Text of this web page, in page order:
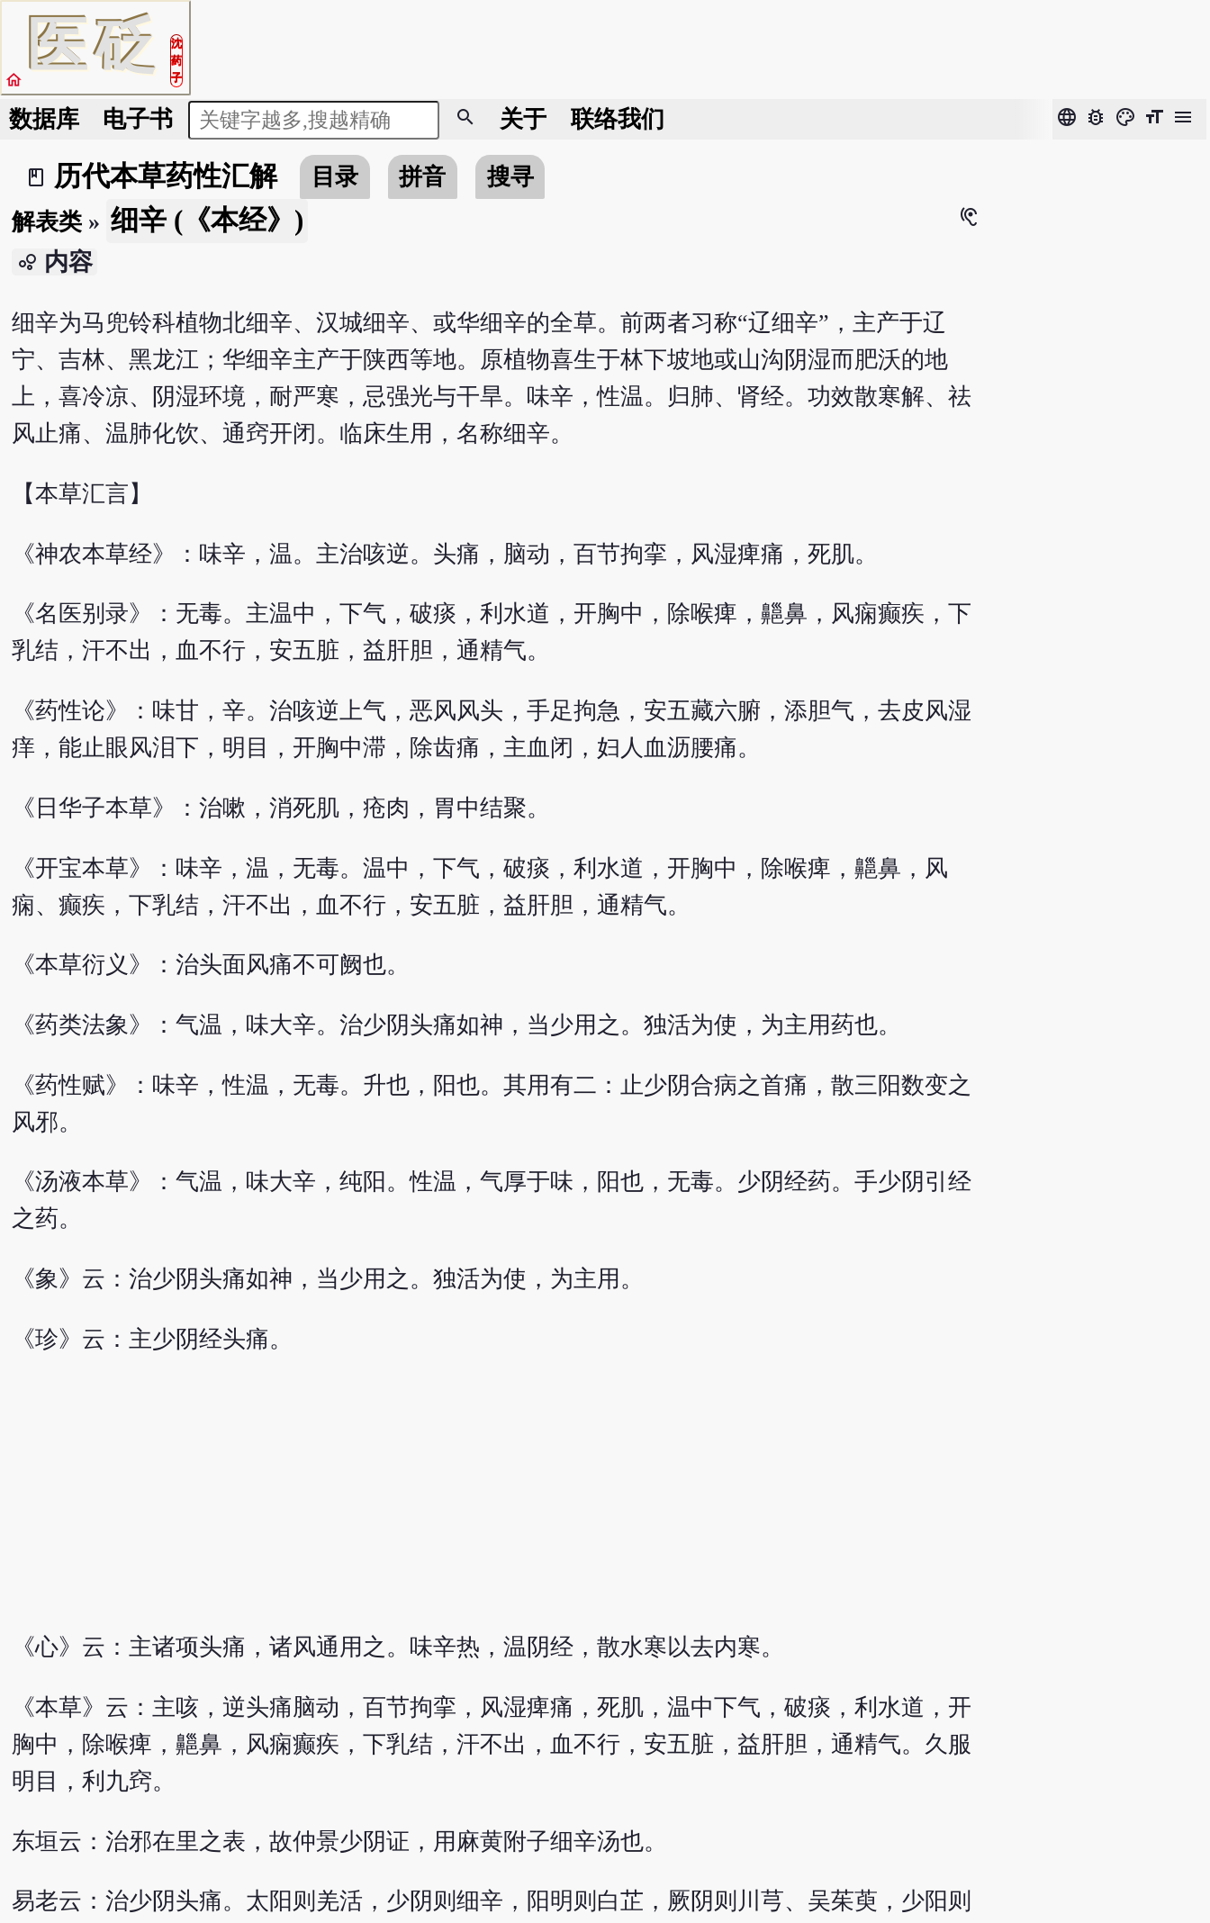
医砭
沈
药
子
home
数据库 电子书 search 关于 联络我们 language bug_report color_lens format_size menu
book_2
历代本草药性汇解 目录 拼音
搜寻
解表类» 细辛 (《本经》) hearing
bubble_chart 内容
细辛为马兜铃科植物北细辛、汉城细辛、或华细辛的全草。前两者习称“辽细辛”，主产于辽
宁、吉林、黑龙江；华细辛主产于陕西等地。原植物喜生于林下坡地或山沟阴湿而肥沃的地
上，喜冷凉、阴湿环境，耐严寒，忌强光与干旱。味辛，性温。归肺、肾经。功效散寒解、祛
风止痛、温肺化饮、通窍开闭。临床生用，名称细辛。
【本草汇言】
《神农本草经》：味辛，温。主治咳逆。头痛，脑动，百节拘挛，风湿痺痛，死肌。
《名医别录》：无毒。主温中，下气，破痰，利水道，开胸中，除喉痺，齆鼻，风痫癫疾，下
乳结，汗不出，血不行，安五脏，益肝胆，通精气。
《药性论》：味甘，辛。治咳逆上气，恶风风头，手足拘急，安五藏六腑，添胆气，去皮风湿
痒，能止眼风泪下，明目，开胸中滞，除齿痛，主血闭，妇人血沥腰痛。
《日华子本草》：治嗽，消死肌，疮肉，胃中结聚。
《开宝本草》：味辛，温，无毒。温中，下气，破痰，利水道，开胸中，除喉痺，齆鼻，风
痫、癫疾，下乳结，汗不出，血不行，安五脏，益肝胆，通精气。
《本草衍义》：治头面风痛不可阙也。
《药类法象》：气温，味大辛。治少阴头痛如神，当少用之。独活为使，为主用药也。
《药性赋》：味辛，性温，无毒。升也，阳也。其用有二：止少阴合病之首痛，散三阳数变之
风邪。
《汤液本草》：气温，味大辛，纯阳。性温，气厚于味，阳也，无毒。少阴经药。手少阴引经
之药。
《象》云：治少阴头痛如神，当少用之。独活为使，为主用。
《珍》云：主少阴经头痛。
《心》云：主诸项头痛，诸风通用之。味辛热，温阴经，散水寒以去内寒。
《本草》云：主咳，逆头痛脑动，百节拘挛，风湿痺痛，死肌，温中下气，破痰，利水道，开
胸中，除喉痺，齆鼻，风痫癫疾，下乳结，汗不出，血不行，安五脏，益肝胆，通精气。久服
明目，利九窍。
东垣云：治邪在里之表，故仲景少阴证，用麻黄附子细辛汤也。
易老云：治少阴头痛。太阳则羌活，少阴则细辛，阳明则白芷，厥阴则川芎、吴茱萸，少阳则